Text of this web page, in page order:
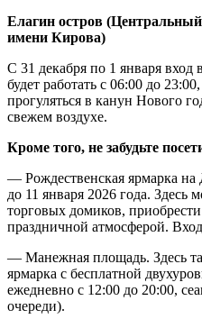
Елагин остров
имени Кирова)
С 31 декабря по 1 января вход
будет работать с 06:00 до
прогуляться в канун Нового
свежем воздухе.
Кроме того, не забудьте
— Рождественская ярмарка
до 11 января 2026 года. Здесь
торговых домиков,
праздничной атмосферой.
— Манежная площадь. Здесь
ярмарка с бесплатной
ежедневно с 12:00 до 20:00,
очереди).